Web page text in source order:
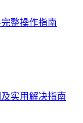
整操作指南
实用解决指南